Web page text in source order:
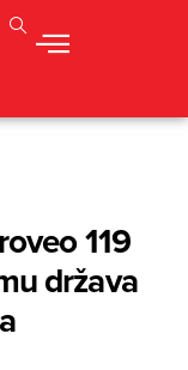
119
država